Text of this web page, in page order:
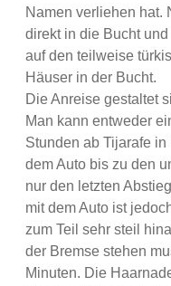
Namen verliehen hat.
direkt in die Bucht
auf den teilweise
Häuser in der Bucht.
Die Anreise gestaltet
Man kann entweder
Stunden ab Tijarafe
dem Auto bis zu den
nur den letzten
mit dem Auto ist
zum Teil sehr steil
der Bremse stehen
Minuten. Die